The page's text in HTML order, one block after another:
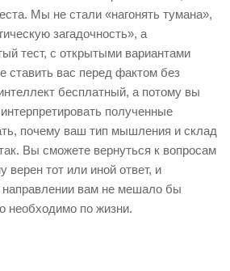
Мы не стали «нагонять тумана»,
загадочность», а
тест, с открытыми вариантами
ставить вас перед фактом без
бесплатный, а потому вы
полученные
почему ваш тип мышления и склад
Вы сможете вернуться к вопросам
верен тот или иной ответ, и
направлении вам не мешало бы
необходимо по жизни.